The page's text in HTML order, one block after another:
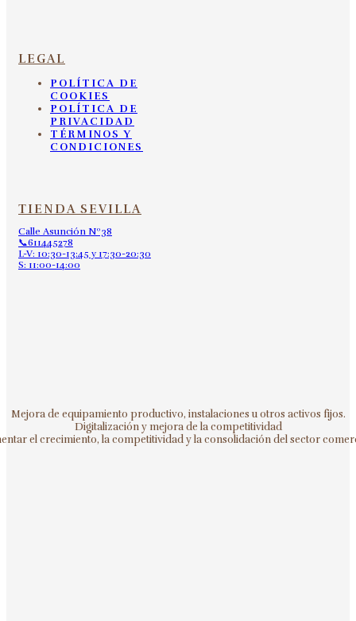
LEGAL
POLÍTICA DE
COOKIES
POLÍTICA DE
PRIVACIDAD
TÉRMINOS Y
CONDICIONES
TIENDA SEVILLA
Calle Asunción Nº38
📞611445278
L-V: 10:30-13:45 y 17:30-20:30
S: 11:00-14:00
Mejora de equipamiento productivo, instalaciones u otros activos fijos.
Digitalización y mejora de la competitividad
el crecimiento, la competitividad y la consolidación del sector